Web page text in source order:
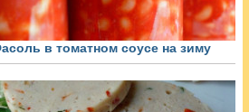
в томатном соусе на зиму